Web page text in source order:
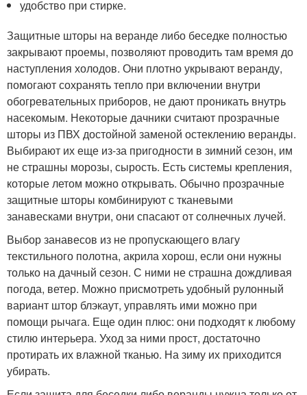
удобство при стирке.
Защитные шторы на веранде либо беседке полностью
закрывают проемы, позволяют проводить там время до
наступления холодов. Они плотно укрывают веранду,
помогают сохранять тепло при включении внутри
обогревательных приборов, не дают проникать внутрь
насекомым. Некоторые дачники считают прозрачные
шторы из ПВХ достойной заменой остеклению веранды.
Выбирают их еще из-за пригодности в зимний сезон, им
не страшны морозы, сырость. Есть системы крепления,
которые летом можно открывать. Обычно прозрачные
защитные шторы комбинируют с тканевыми
занавесками внутри, они спасают от солнечных лучей.
Выбор занавесов из не пропускающего влагу
текстильного полотна, акрила хорош, если они нужны
только на дачный сезон. С ними не страшна дождливая
погода, ветер. Можно присмотреть удобный рулонный
вариант штор блэкаут, управлять ими можно при
помощи рычага. Еще один плюс: они подходят к любому
стилю интерьера. Уход за ними прост, достаточно
протирать их влажной тканью. На зиму их приходится
убирать.